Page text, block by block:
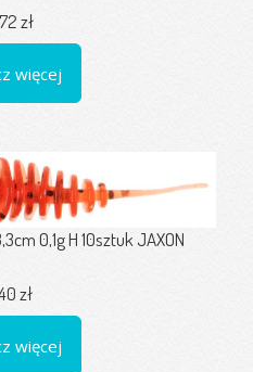
zł
więcej
0,1g H 10sztuk JAXON
zł
więcej